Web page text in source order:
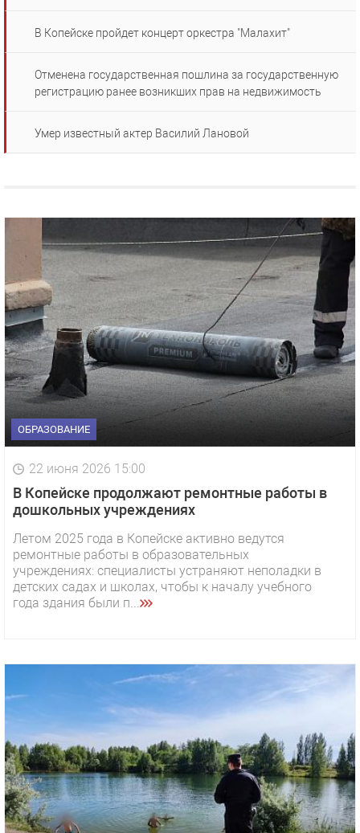
В Копейске пройдет концерт оркестра "Малахит"
Отменена государственная пошлина за государственную
регистрацию ранее возникших прав на недвижимость
Умер известный актер Василий Лановой
ОБРАЗОВАНИЕ
22 июня 2026 15:00
В Копейске продолжают ремонтные работы в
дошкольных учреждениях
Летом 2025 года в Копейске активно ведутся
ремонтные работы в образовательных
учреждениях: специалисты устраняют неполадки в
детских садах и школах, чтобы к началу учебного
года здания были п...